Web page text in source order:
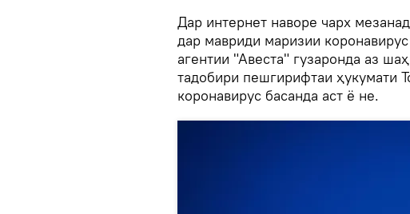
Дар интернет наворе чарх
дар мавриди маризии
агентии "Авеста" гузаронда аз
тадобири пешгирифтаи ҳукумати
коронавирус басанда аст ё не.